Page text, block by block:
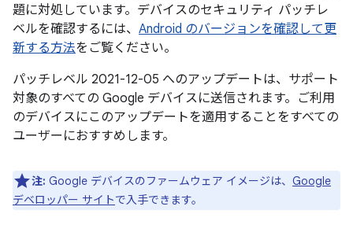
題に対処しています。デバイスのセキュリティ パッチレ
ベルを確認するには、 Android のバージョンを確認して更
新する方法をご覧ください。
パッチレベル 2021-12-05 へのアップデートは、サポート
対象のすべての Google デバイスに送信されます。ご利用
のデバイスにこのアップデートを適用することをすべての
ユーザーにおすすめします。
注: Google デバイスのファームウェア イメージは、 Google
デベロッパー サイトで入手できます。